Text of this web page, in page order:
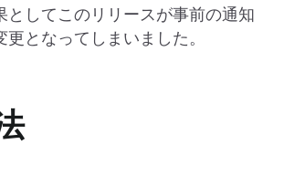
としてこのリリースが事前の通知
となってしまいました。